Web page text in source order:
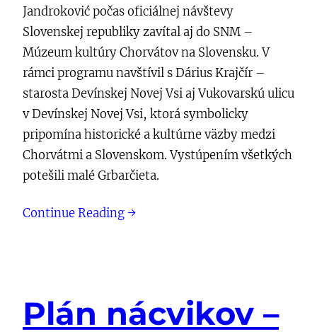
Jandroković počas oficiálnej návštevy
Slovenskej republiky zavítal aj do SNM –
Múzeum kultúry Chorvátov na Slovensku. V
rámci programu navštívil s Dárius Krajčír –
starosta Devínskej Novej Vsi aj Vukovarskú ulicu
v Devínskej Novej Vsi, ktorá symbolicky
pripomína historické a kultúrne väzby medzi
Chorvátmi a Slovenskom. Vystúpením všetkých
potešili malé Grbarčieta.
Continue Reading →
Plán nácvikov –